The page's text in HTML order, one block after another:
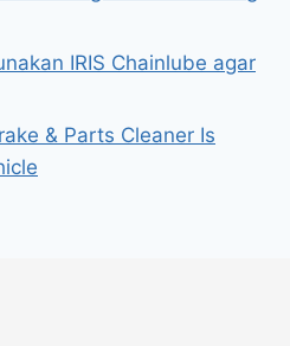
IRIS Chainlube agar
& Parts Cleaner Is